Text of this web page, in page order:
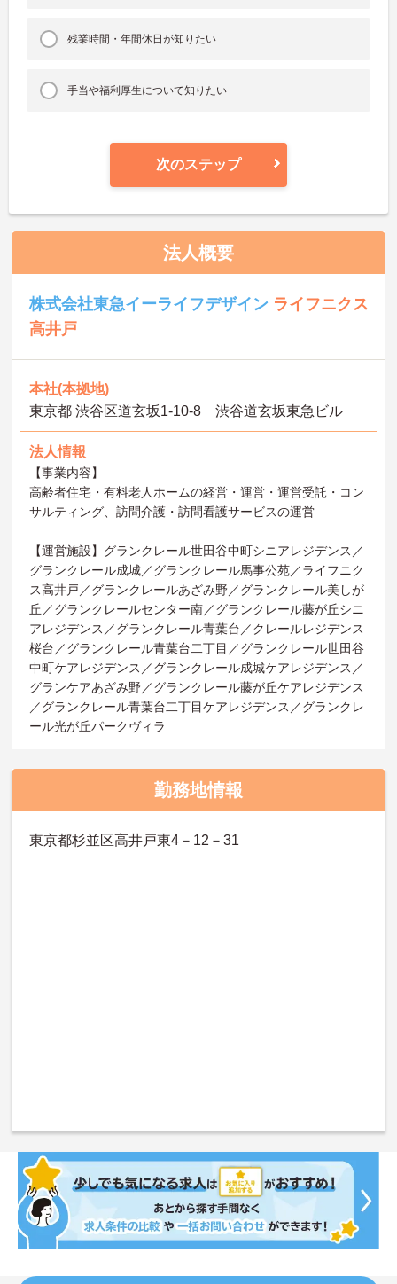
残業時間・年間休日が知りたい
手当や福利厚生について知りたい
次のステップ
法人概要
株式会社東急イーライフデザイン ライフニクス
高井戸
本社(本拠地)
東京都 渋谷区道玄坂1-10-8 渋谷道玄坂東急ビル
法人情報
【事業内容】
高齢者住宅・有料老人ホームの経営・運営・運営受託・コン
サルティング、訪問介護・訪問看護サービスの運営
【運営施設】グランクレール世田谷中町シニアレジデンス／
グランクレール成城／グランクレール馬事公苑／ライフニク
ス高井戸／グランクレールあざみ野／グランクレール美しが
丘／グランクレールセンター南／グランクレール藤が丘シニ
アレジデンス／グランクレール青葉台／クレールレジデンス
桜台／グランクレール青葉台二丁目／グランクレール世田谷
中町ケアレジデンス／グランクレール成城ケアレジデンス／
グランケアあざみ野／グランクレール藤が丘ケアレジデンス
／グランクレール青葉台二丁目ケアレジデンス／グランクレ
ール光が丘パークヴィラ
勤務地情報
東京都杉並区高井戸東4－12－31